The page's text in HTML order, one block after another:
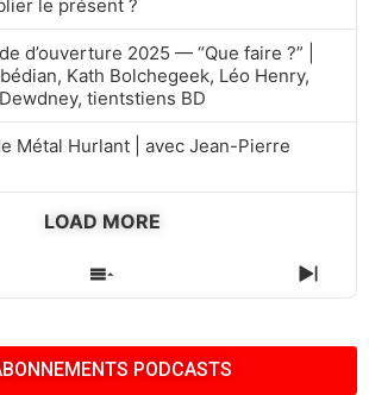
le présent ?
d’ouverture 2025 — “Que faire ?” |
Kath Bolchegeek, Léo Henry,
tientstiens BD
Métal Hurlant | avec Jean-Pierre
LOAD MORE
SHOW
EPISODES
NEXT
PODCASTS